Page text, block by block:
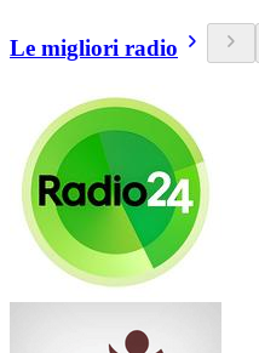
Le migliori radio